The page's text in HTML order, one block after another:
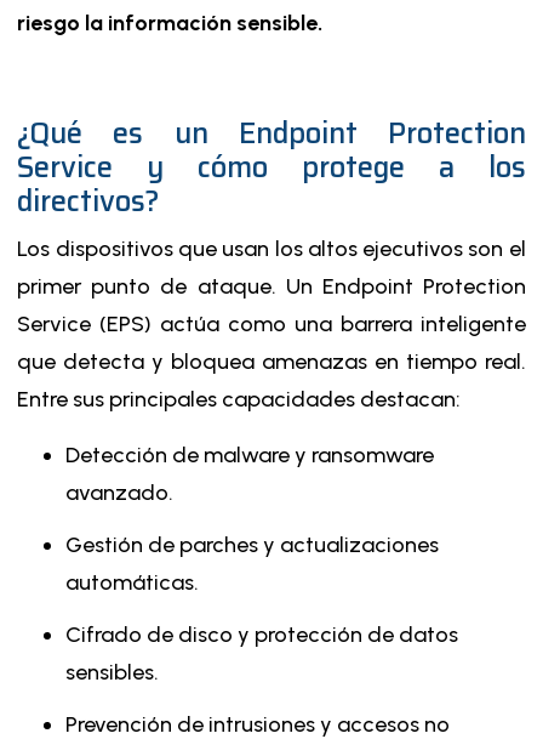
riesgo la información sensible.
¿Qué es un Endpoint Protection
Service y cómo protege a los
directivos?
Los dispositivos que usan los altos ejecutivos son el
primer punto de ataque. Un Endpoint Protection
Service (EPS) actúa como una barrera inteligente
que detecta y bloquea amenazas en tiempo real.
Entre sus principales capacidades destacan:
Detección de malware y ransomware
avanzado.
Gestión de parches y actualizaciones
automáticas.
Cifrado de disco y protección de datos
sensibles.
Prevención de intrusiones y accesos no